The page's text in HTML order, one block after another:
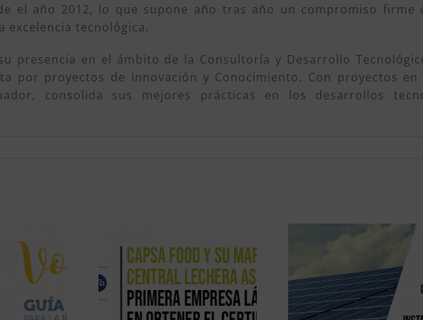
el año 2012, lo que supone año tras año un compromiso
excelencia tecnológica.
presencia en el ámbito de la Consultoría y Desarrollo
por proyectos de Innovación y Conocimiento. Con proyectos
consolida sus mejores prácticas en los desarrollos